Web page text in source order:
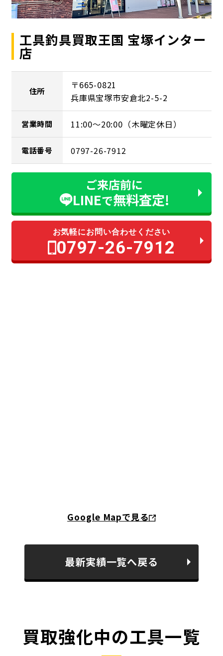
工具釣具買取王国 宝塚インター
店
住所
〒665-0821
兵庫県宝塚市安倉北2-5-2
営業時間 11:00～20:00（木曜定休日）
電話番号 0797-26-7912
ご来店前に
LINEで無料査定!
お気軽にお問い合わせください
0797-26-7912
Google Mapで見る
最新実績一覧へ戻る
買取強化中の工具一覧